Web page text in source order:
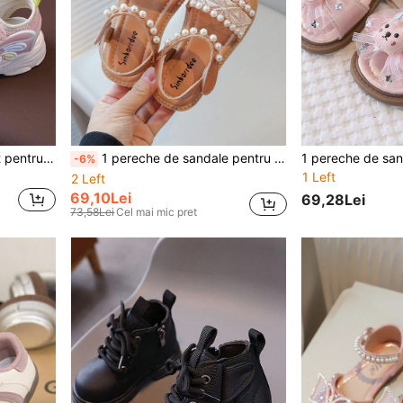
1 pereche de sandale sport pentru fete, cu model unicorni și curcubeu, design nou de vară, pantofi de mers antiderapanți cu talpă moale și vârf închis, sandale funcționale pentru copii cu arici și buclă -6% 1 pereche de sandale pentru copii, vară, fete, antiderapante, casual, cu cârlig și buclă, cu fund plat
2 Left
69,10Lei
73,58LeiCel mai mic pret
1 Left
69,28Lei